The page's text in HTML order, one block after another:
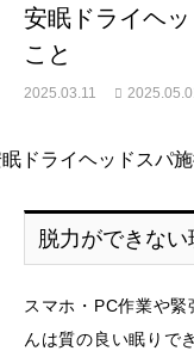
安眠ドライヘ
こと
2025.03.11
脱力ができない
スマホ・PC作業や
んは質の良い眠りで